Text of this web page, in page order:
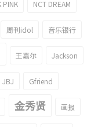
PINK NCT DREAM
周刊idol 音乐银行
王嘉尔 Jackson
JBJ Gfriend
金秀贤 画报